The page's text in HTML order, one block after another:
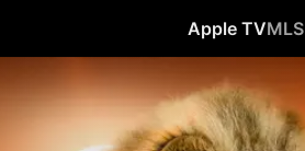
Apple TVMLS